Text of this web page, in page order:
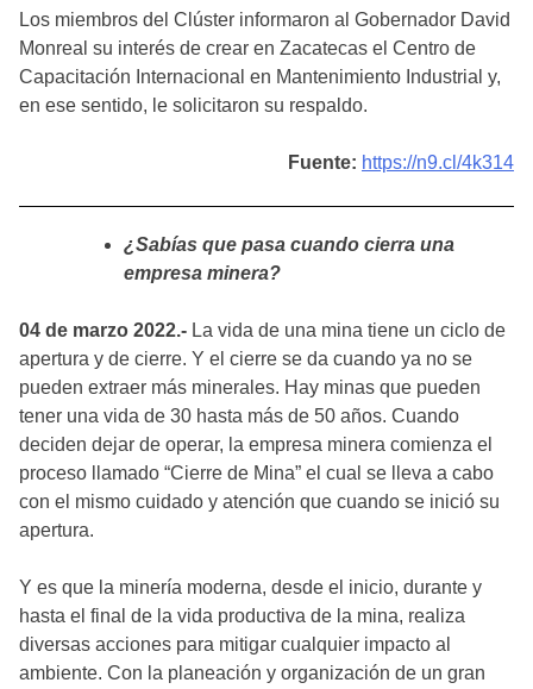
Los miembros del Clúster informaron al Gobernador David
Monreal su interés de crear en Zacatecas el Centro de
Capacitación Internacional en Mantenimiento Industrial y,
en ese sentido, le solicitaron su respaldo.
Fuente: https://n9.cl/4k314
¿Sabías que pasa cuando cierra una
empresa minera?
04 de marzo 2022.- La vida de una mina tiene un ciclo de
apertura y de cierre. Y el cierre se da cuando ya no se
pueden extraer más minerales. Hay minas que pueden
tener una vida de 30 hasta más de 50 años. Cuando
deciden dejar de operar, la empresa minera comienza el
proceso llamado “Cierre de Mina” el cual se lleva a cabo
con el mismo cuidado y atención que cuando se inició su
apertura.
Y es que la minería moderna, desde el inicio, durante y
hasta el final de la vida productiva de la mina, realiza
diversas acciones para mitigar cualquier impacto al
ambiente. Con la planeación y organización de un gran